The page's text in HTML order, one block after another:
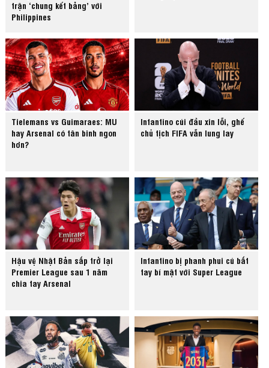
trận ‘chung kết bảng’ với
Philippines
Tielemans vs Guimaraes: MU
hay Arsenal có tân binh ngon
hơn?
Infantino cúi đầu xin lỗi, ghế
chủ tịch FIFA vẫn lung lay
Hậu vệ Nhật Bản sắp trở lại
Premier League sau 1 năm
chia tay Arsenal
Infantino bị phanh phui cú bắt
tay bí mật với Super League